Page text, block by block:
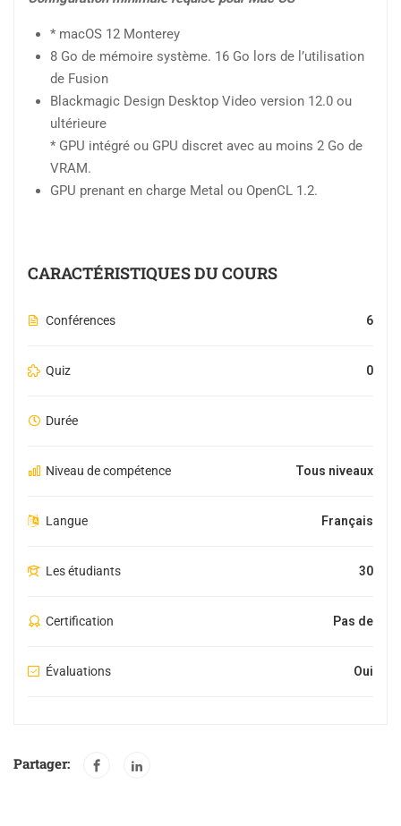
* macOS 12 Monterey
8 Go de mémoire système. 16 Go lors de l’utilisation
de Fusion
Blackmagic Design Desktop Video version 12.0 ou
ultérieure
* GPU intégré ou GPU discret avec au moins 2 Go de
VRAM.
GPU prenant en charge Metal ou OpenCL 1.2.
CARACTÉRISTIQUES DU COURS
Conférences 6
Quiz 0
Durée
Niveau de compétence Tous niveaux
Langue Français
Les étudiants 30
Certification Pas de
Évaluations Oui
Partager: